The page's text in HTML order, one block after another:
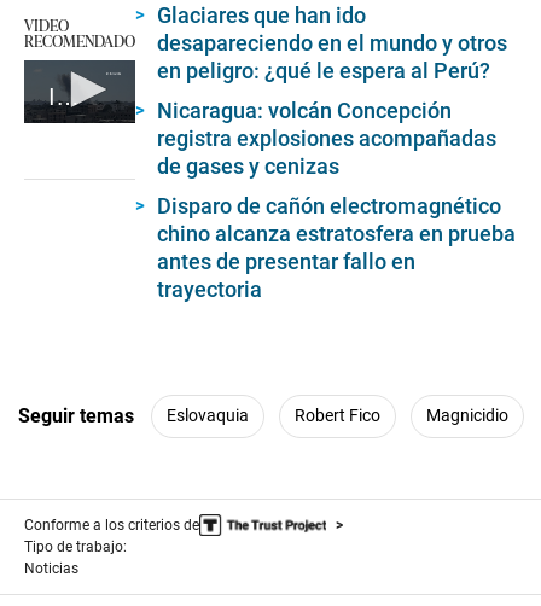
VIDEO
RECOMENDADO
Irán lanza un ataque con drones contra Israel
Glaciares que han ido
desapareciendo en el mundo y otros
en peligro: ¿qué le espera al Perú?
Nicaragua: volcán Concepción
registra explosiones acompañadas
de gases y cenizas
Disparo de cañón electromagnético
chino alcanza estratosfera en prueba
antes de presentar fallo en
trayectoria
Seguir temas Eslovaquia Robert Fico Magnicidio
Conforme a los criterios de
Tipo de trabajo:
Noticias